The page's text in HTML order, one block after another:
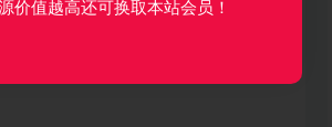
价值越高还可换取本站会员！